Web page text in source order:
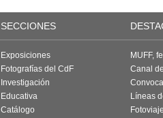
SECCIONES
Exposiciones
Fotografías del CdF
Investigación
Educativa
Catálogo
MUFF,
Canal
Líneas